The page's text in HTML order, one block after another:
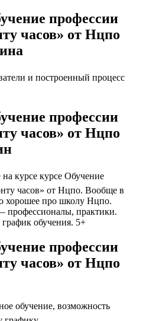
профессии
часов» от Нцпо
и построенный процесс
профессии
часов» от Нцпо
на курсе курсе Обучение
часов» от Нцпо. Вообще в
хорошее про школу Нцпо.
профессионалы, практики.
обучения. 5+
профессии
часов» от Нцпо
обучение, возможность